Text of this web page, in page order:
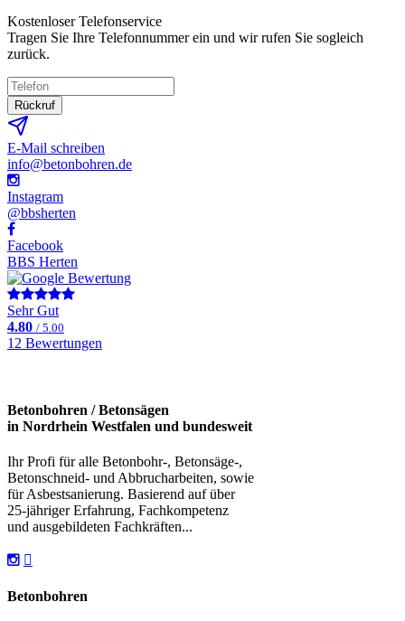
Kostenloser Telefonservice
Tragen Sie Ihre Telefonnummer ein und wir rufen Sie sogleich
zurück.
Rückruf
E-Mail schreiben
info@betonbohren.de
Instagram
@bbsherten
Facebook
BBS Herten
Sehr Gut
4.80 / 5.00
12 Bewertungen
Betonbohren / Betonsägen
in Nordrhein Westfalen und bundesweit
Ihr Profi für alle Betonbohr-, Betonsäge-,
Betonschneid- und Abbrucharbeiten, sowie
für Asbestsanierung. Basierend auf über
25-jähriger Erfahrung, Fachkompetenz
und ausgebildeten Fachkräften...
Betonbohren